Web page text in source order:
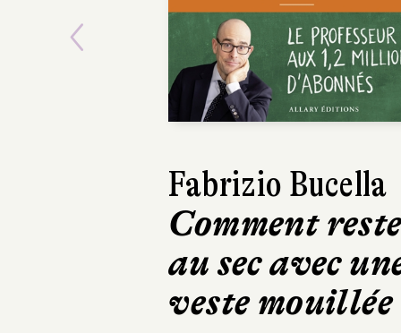
Jenny Erpenbeck
Kairos
Gallimard
428 pages, 24 €
Previous